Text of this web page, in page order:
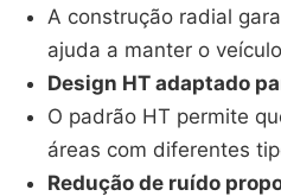
A construção radial
ajuda a manter o
Design HT adaptado
O padrão HT permite
áreas com diferentes
Redução de ruído